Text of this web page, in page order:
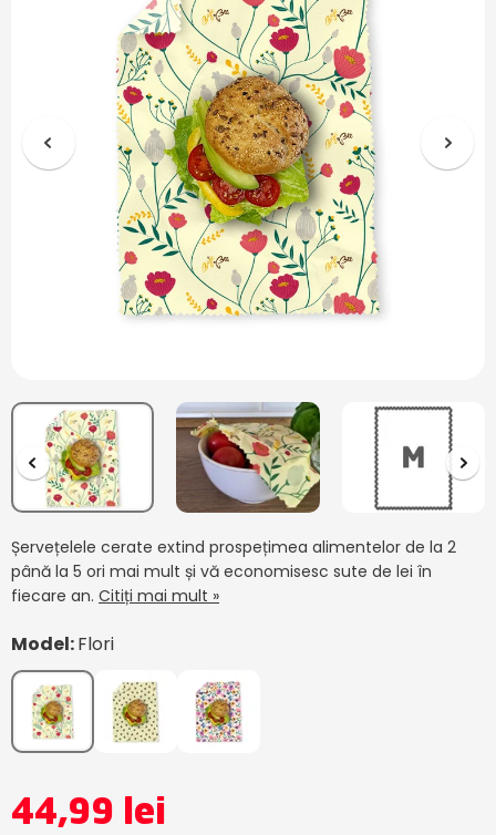
Șervețelele cerate extind prospețimea alimentelor de la 2
până la 5 ori mai mult și vă economisesc sute de lei în
fiecare an. Citiți mai mult »
Model:Flori
44,99 lei